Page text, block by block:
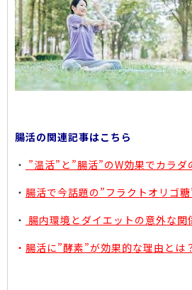
腸活の関連記事はこちら
・ ”温活”と”腸活”のW効果でカラダ
・ 腸活で今話題の”フラクトオリゴ
・ 腸内環境とダイエットの意外な関
・ 腸活に”酵素”が効果的な理由とは